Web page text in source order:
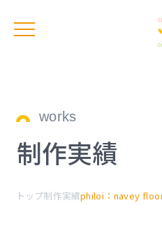
works
制作実績
トップ制作実績philoi：navey